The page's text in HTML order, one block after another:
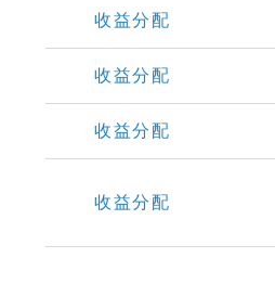
收益分配
收益分配
收益分配
收益分配